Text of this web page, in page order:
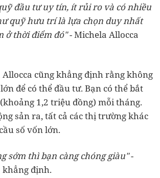
đầu tư uy tín, ít rủi ro và có nhiều
quỹ hưu trí là lựa chọn duy nhất
ở thời điểm đó"- Michela Allocca
Allocca cũng khẳng định rằng không
để có thể đầu tư. Bạn có thể bắt
1,2 triệu đồng) mỗi tháng.
sản ra, tất cả các thị trường khác
số vốn lớn.
sớm thì bạn càng chóng giàu"-
khẳng định.